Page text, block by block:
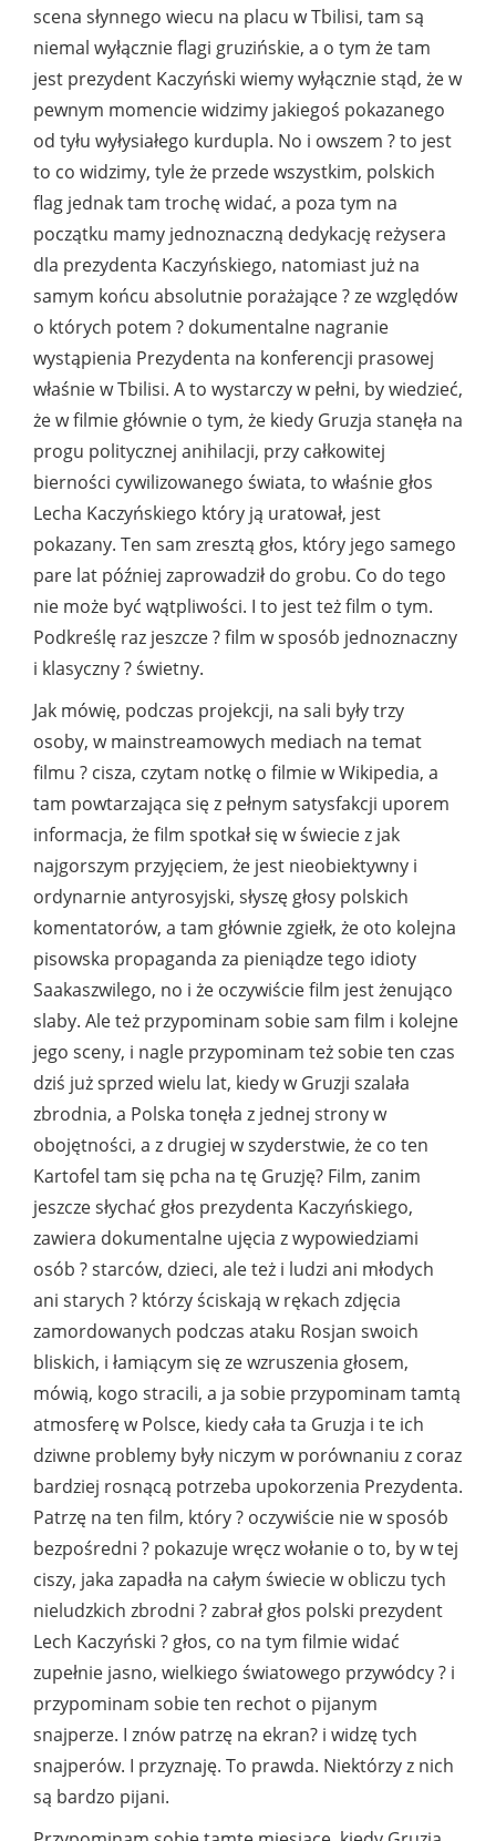
scena słynnego wiecu na placu w Tbilisi, tam są
niemal wyłącznie flagi gruzińskie, a o tym że tam
jest prezydent Kaczyński wiemy wyłącznie stąd, że w
pewnym momencie widzimy jakiegoś pokazanego
od tyłu wyłysiałego kurdupla. No i owszem ? to jest
to co widzimy, tyle że przede wszystkim, polskich
flag jednak tam trochę widać, a poza tym na
początku mamy jednoznaczną dedykację reżysera
dla prezydenta Kaczyńskiego, natomiast już na
samym końcu absolutnie porażające ? ze względów
o których potem ? dokumentalne nagranie
wystąpienia Prezydenta na konferencji prasowej
właśnie w Tbilisi. A to wystarczy w pełni, by wiedzieć,
że w filmie głównie o tym, że kiedy Gruzja stanęła na
progu politycznej anihilacji, przy całkowitej
bierności cywilizowanego świata, to właśnie głos
Lecha Kaczyńskiego który ją uratował, jest
pokazany. Ten sam zresztą głos, który jego samego
pare lat później zaprowadził do grobu. Co do tego
nie może być wątpliwości. I to jest też film o tym.
Podkreślę raz jeszcze ? film w sposób jednoznaczny
i klasyczny ? świetny.
Jak mówię, podczas projekcji, na sali były trzy
osoby, w mainstreamowych mediach na temat
filmu ? cisza, czytam notkę o filmie w Wikipedia, a
tam powtarzająca się z pełnym satysfakcji uporem
informacja, że film spotkał się w świecie z jak
najgorszym przyjęciem, że jest nieobiektywny i
ordynarnie antyrosyjski, słyszę głosy polskich
komentatorów, a tam głównie zgiełk, że oto kolejna
pisowska propaganda za pieniądze tego idioty
Saakaszwilego, no i że oczywiście film jest żenująco
slaby. Ale też przypominam sobie sam film i kolejne
jego sceny, i nagle przypominam też sobie ten czas
dziś już sprzed wielu lat, kiedy w Gruzji szalała
zbrodnia, a Polska tonęła z jednej strony w
obojętności, a z drugiej w szyderstwie, że co ten
Kartofel tam się pcha na tę Gruzję? Film, zanim
jeszcze słychać głos prezydenta Kaczyńskiego,
zawiera dokumentalne ujęcia z wypowiedziami
osób ? starców, dzieci, ale też i ludzi ani młodych
ani starych ? którzy ściskają w rękach zdjęcia
zamordowanych podczas ataku Rosjan swoich
bliskich, i łamiącym się ze wzruszenia głosem,
mówią, kogo stracili, a ja sobie przypominam tamtą
atmosferę w Polsce, kiedy cała ta Gruzja i te ich
dziwne problemy były niczym w porównaniu z coraz
bardziej rosnącą potrzeba upokorzenia Prezydenta.
Patrzę na ten film, który ? oczywiście nie w sposób
bezpośredni ? pokazuje wręcz wołanie o to, by w tej
ciszy, jaka zapadła na całym świecie w obliczu tych
nieludzkich zbrodni ? zabrał głos polski prezydent
Lech Kaczyński ? głos, co na tym filmie widać
zupełnie jasno, wielkiego światowego przywódcy ? i
przypominam sobie ten rechot o pijanym
snajperze. I znów patrzę na ekran? i widzę tych
snajperów. I przyznaję. To prawda. Niektórzy z nich
są bardzo pijani.